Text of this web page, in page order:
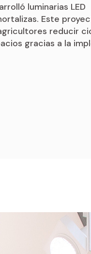
luminarias LED
Este
reducir
gracias a la